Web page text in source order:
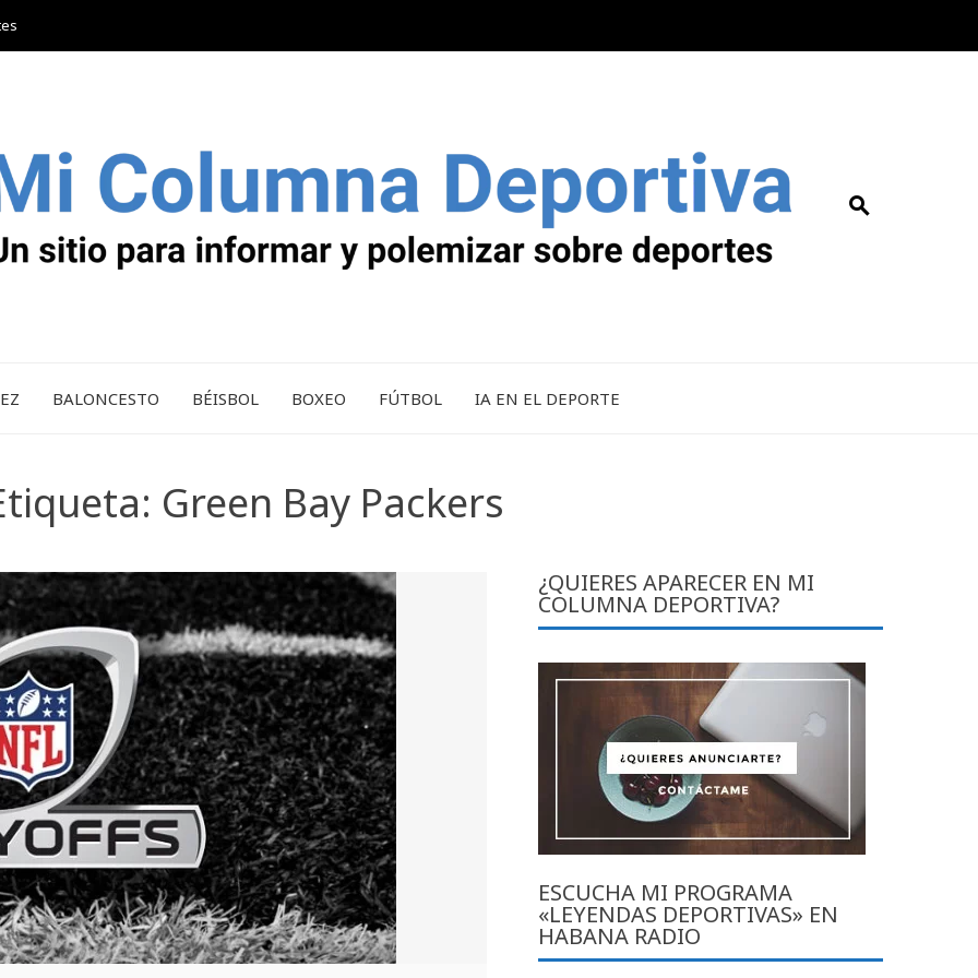
BALONCESTO BÉISBOL BOXEO FÚTBOL IA EN EL DEPORTE
Green Bay Packers
¿QUIERES APARECER EN MI
COLUMNA DEPORTIVA?
ESCUCHA MI PROGRAMA
«LEYENDAS DEPORTIVAS» EN
HABANA RADIO